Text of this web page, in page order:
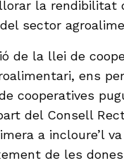
la
sector
de la llei de
ens
cooperatives
del Consell
a incloure’l
de les